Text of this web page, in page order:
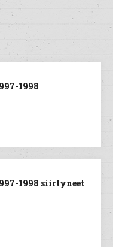
1998
1998 siirtyneet